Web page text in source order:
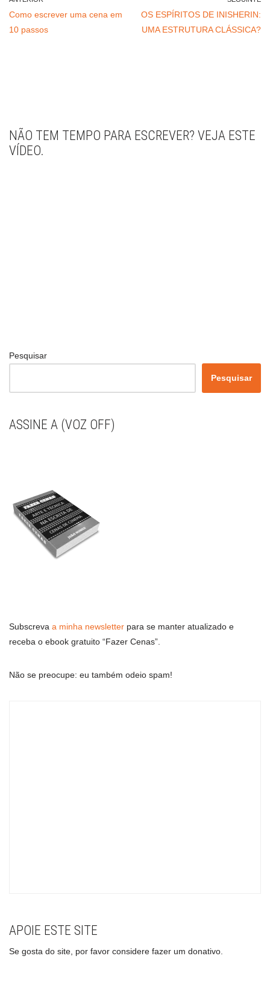
Como escrever uma cena em
10 passos
OS ESPÍRITOS DE INISHERIN:
UMA ESTRUTURA CLÁSSICA?
NÃO TEM TEMPO PARA ESCREVER? VEJA ESTE
VÍDEO.
Pesquisar
Pesquisar
ASSINE A (VOZ OFF)
Subscreva a minha newsletter para se manter atualizado e
receba o ebook gratuito “Fazer Cenas”.
Não se preocupe: eu também odeio spam!
APOIE ESTE SITE
Se gosta do site, por favor considere fazer um donativo.